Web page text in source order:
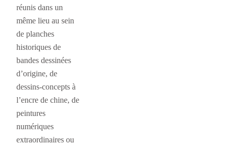
réunis dans un
même lieu au sein
de planches
historiques de
bandes dessinées
d’origine, de
dessins-concepts à
l’encre de chine, de
peintures
numériques
extraordinaires ou